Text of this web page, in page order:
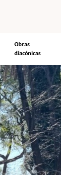
Obras
diacónicas